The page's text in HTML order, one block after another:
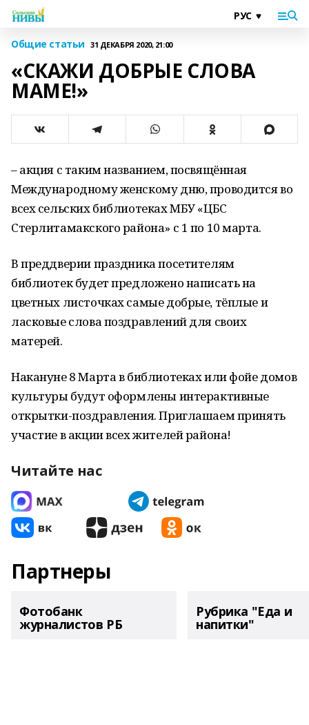
Общие статьи 31 ДЕКАБРЯ 2020, 21:00
«СКАЖИ ДОБРЫЕ СЛОВА
МАМЕ!»
– акция с таким названием, посвящённая
Международному женскому дню, проводится во
всех сельских библиотеках МБУ «ЦБС
Стерлитамакского района» с 1 по 10 марта.
В преддверии праздника посетителям
библиотек будет предложено написать на
цветных листочках самые добрые, тёплые и
ласковые слова поздравлений для своих
матерей.
Накануне 8 Марта в библиотеках или фойе домов
культуры будут оформлены интерактивные
открытки-поздравления. Приглашаем принять
участие в акции всех жителей района!
Читайте нас
Партнеры
Фотобанк
журналистов РБ
Рубрика "Еда и
напитки"